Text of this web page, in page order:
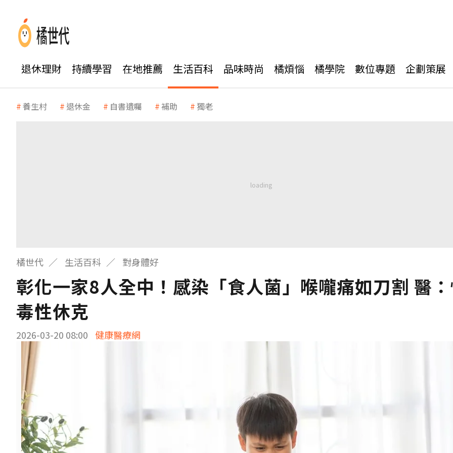
退休理財 持續學習 在地推薦 生活百科 品味時尚 橘煩惱 橘學院 數位專題 企劃策展
養生村 退休金 自書遺囑 補助 獨老
橘世代 生活百科 對身體好
彰化一家8人全中！感染「食人菌」喉嚨痛如刀割 醫
毒性休克
2026-03-20 08:00 健康醫療網